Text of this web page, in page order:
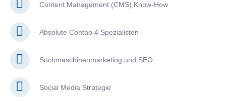
Content Management (CMS) Know-How
Absolute Contao 4 Spezialisten
Suchmaschinenmarketing und SEO
Social Media Strategie